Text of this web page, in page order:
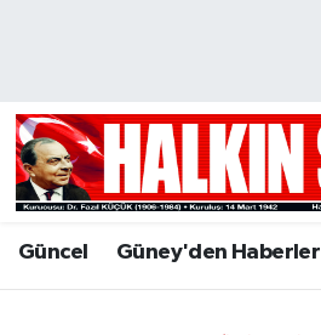
Güncel Güney'den Haberler
Hava Durumu
Trafik Durumu